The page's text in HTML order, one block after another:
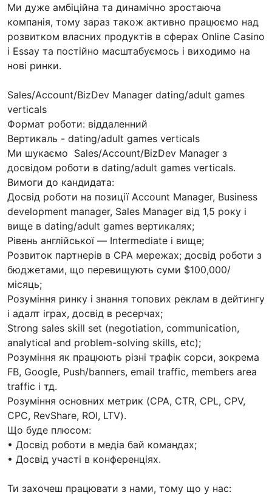
Ми дуже амбіційна та динамічно зростаюча
компанія, тому зараз також активно працюємо над
розвитком власних продуктів в сферах Online Casino
і Essay та постійно масштабуємось і виходимо на
нові ринки.
Sales/Account/BizDev Manager dating/adult games
verticals
Формат роботи: віддаленний
Вертикаль - dating/adult games verticals
Ми шукаємо Sales/Account/BizDev Manager з
досвідом роботи в dating/adult games verticals.
Вимоги до кандидата:
Досвід роботи на позиції Account Manager, Business
development manager, Sales Manager від 1,5 року і
вище в dating/adult games вертикалях;
Рівень англійської — Intermediate і вище;
Розвиток партнерів в СРА мережах; досвід роботи з
бюджетами, що перевищують суми $100,000/
місяць;
Розуміння ринку і знання топових реклам в дейтингу
і адалт іграх, досвід в ресерчах;
Strong sales skill set (negotiation, communication,
analytical and problem-solving skills, etc);
Розуміння як працюють різні трафік сорси, зокрема
FB, Google, Push/banners, email traffic, members area
traffic і тд.
Розуміння основних метрик (CPA, CTR, CPL, CPV,
CPC, RevShare, ROI, LTV).
Що буде плюсом:
• Досвід роботи в медіа бай командах;
• Досвід участі в конференціях.
Ти захочеш працювати з нами, тому що у нас: